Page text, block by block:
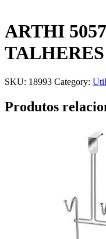
ARTHI
SKU: 18993 Category:
Produtos